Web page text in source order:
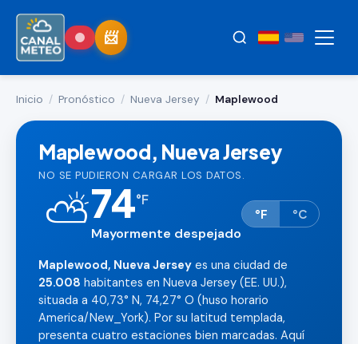
Inicio / Pronóstico / Nueva Jersey / Maplewood
Maplewood, Nueva Jersey
NO SE PUDIERON CARGAR LOS DATOS.
⛅74°F
Mayormente despejado
°F °C
Maplewood, Nueva Jersey es una ciudad de
25.008 habitantes en Nueva Jersey (EE. UU.),
situada a 40,73° N, 74,27° O (huso horario
America/New_York). Por su latitud templada,
presenta cuatro estaciones bien marcadas. Aquí